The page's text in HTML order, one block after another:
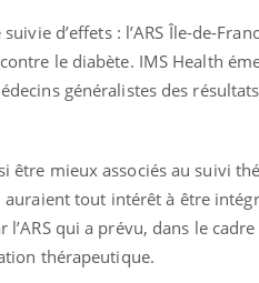
d’effets : l’ARS Île-de-
le diabète. IMS Health
généralistes des
être mieux associés au suivi
tout intérêt à être
l’ARS qui a prévu, dans le
thérapeutique.